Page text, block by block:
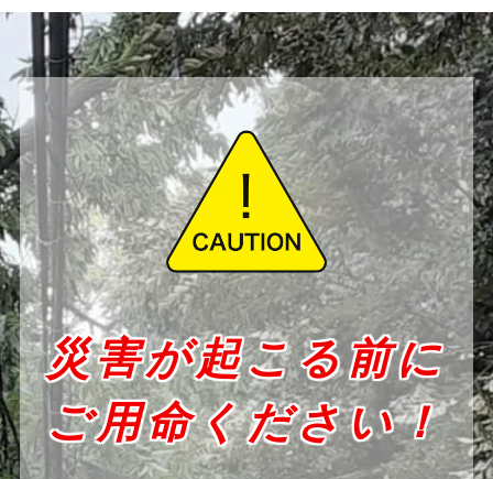
災害が起こる前に
ご用命ください！